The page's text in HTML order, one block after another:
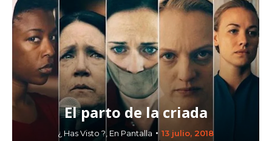
El parto de la criada
¿ Has Visto ?, En Pantalla 13 julio, 2018